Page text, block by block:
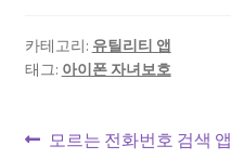
카테고리: 유틸리티 앱
태그: 아이폰 자녀보호
글이
모르는 전화번호 검색 앱